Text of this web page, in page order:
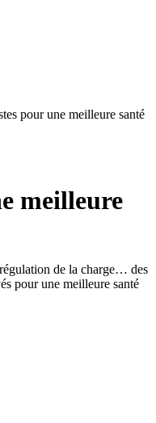
pour une meilleure santé
meilleure
de la charge… des
pour une meilleure santé